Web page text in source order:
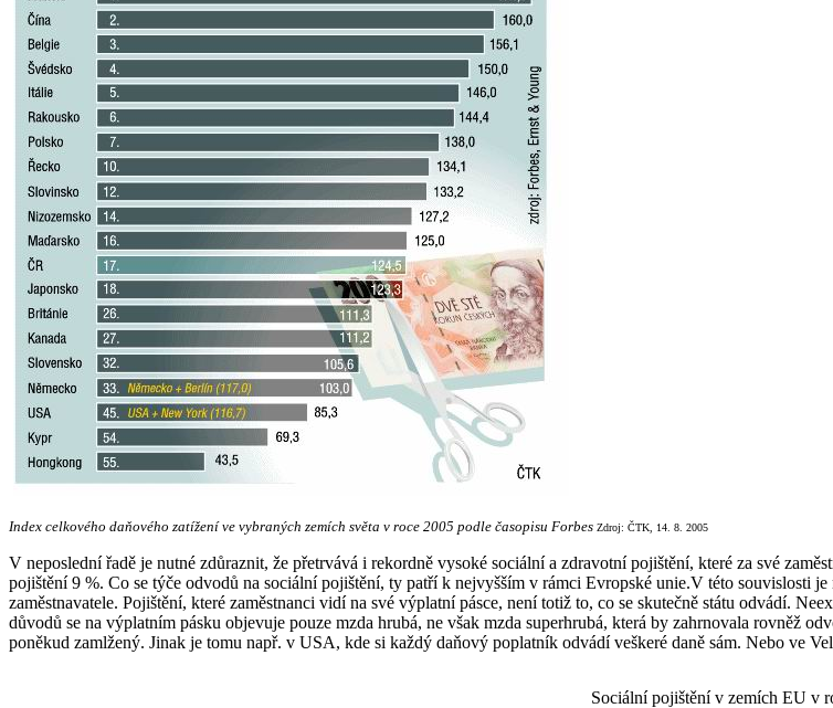
Index celkového daňového zatížení ve vybraných zemích světa v roce 2005 podle časopisu Forbes Zdroj: ČTK, 14. 8. 2005
V neposlední řadě je nutné zdůraznit, že přetrvává i rekordně vysoké sociální a zdravotní pojištění, které za své
pojištění 9 %. Co se týče odvodů na sociální pojištění, ty patří k nejvyšším v rámci Evropské unie.V této souvislosti
zaměstnavatele. Pojištění, které zaměstnanci vidí na své výplatní pásce, není totiž to, co se skutečně státu odvádí.
důvodů se na výplatním pásku objevuje pouze mzda hrubá, ne však mzda superhrubá, která by zahrnovala rovněž
poněkud zamlžený. Jinak je tomu např. v USA, kde si každý daňový poplatník odvádí veškeré daně sám. Nebo ve
Sociální pojištění v zemích EU v